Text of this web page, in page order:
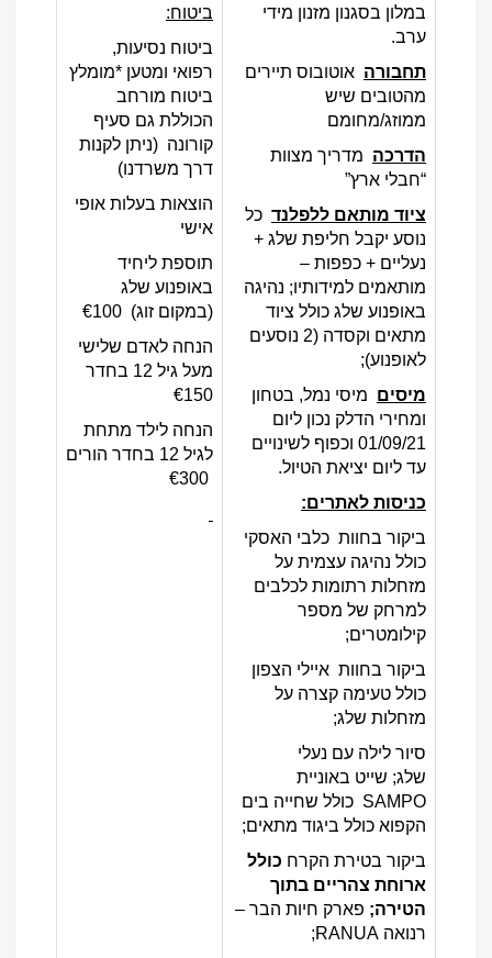
במלון בסגנון מזנון מידי
ערב.
תחבורה אוטובוס תיירים
מהטובים שיש
ממוזג/מחומם
הדרכה מדריך מצוות
“חבלי ארץ”
ציוד מותאם ללפלנד כל
נוסע יקבל חליפת שלג +
נעליים + כפפות –
מותאמים למידותיו; נהיגה
באופנוע שלג כולל ציוד
מתאים וקסדה (2 נוסעים
לאופנוע);
מיסים מיסי נמל, בטחון
ומחירי הדלק נכון ליום
01/09/21 וכפוף לשינויים
עד ליום יציאת הטיול.
כניסות לאתרים:
ביקור בחוות כלבי האסקי
כולל נהיגה עצמית על
מזחלות רתומות לכלבים
למרחק של מספר
קילומטרים;
ביקור בחוות איילי הצפון
כולל טעימה קצרה על
מזחלות שלג;
סיור לילה עם נעלי
שלג; שייט באוניית
SAMPO כולל שחייה בים
הקפוא כולל ביגוד מתאים;
ביקור בטירת הקרח כולל
ארוחת צהריים בתוך
הטירה; פארק חיות הבר –
רנואה RANUA;
ביטוח:
ביטוח נסיעות,
רפואי ומטען *מומלץ
ביטוח מורחב
הכוללת גם סעיף
קורונה (ניתן לקנות
דרך משרדנו)
הוצאות בעלות אופי
אישי
תוספת ליחיד
באופנוע שלג
(במקום זוג) €100
הנחה לאדם שלישי
מעל גיל 12 בחדר
€150
הנחה לילד מתחת
לגיל 12 בחדר הורים